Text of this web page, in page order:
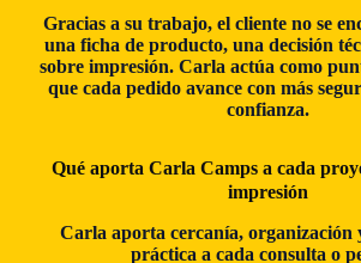
Gracias a su trabajo, el cliente no se
una ficha de producto, una decisión
sobre impresión. Carla actúa como
que cada pedido avance con más
confianza.
Qué aporta Carla Camps a cada
impresión
Carla aporta cercanía, organización
práctica a cada consulta o